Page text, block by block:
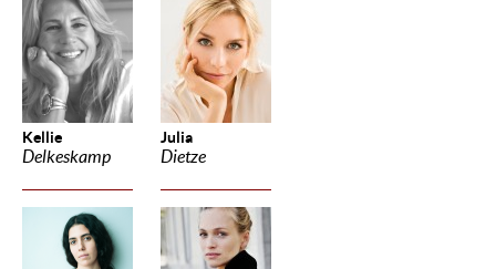
Kellie
Delkeskamp
Julia
Dietze